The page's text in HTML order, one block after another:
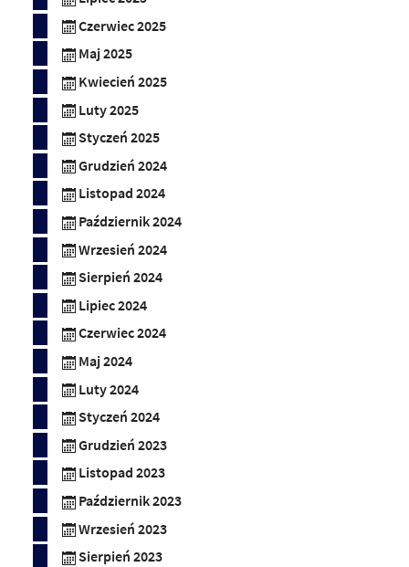
Czerwiec 2025
Maj 2025
Kwiecień 2025
Luty 2025
Styczeń 2025
Grudzień 2024
Listopad 2024
Październik 2024
Wrzesień 2024
Sierpień 2024
Lipiec 2024
Czerwiec 2024
Maj 2024
Luty 2024
Styczeń 2024
Grudzień 2023
Listopad 2023
Październik 2023
Wrzesień 2023
Sierpień 2023